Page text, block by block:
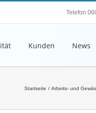
Telefon
Kunden News
Startseite Arbeits- und